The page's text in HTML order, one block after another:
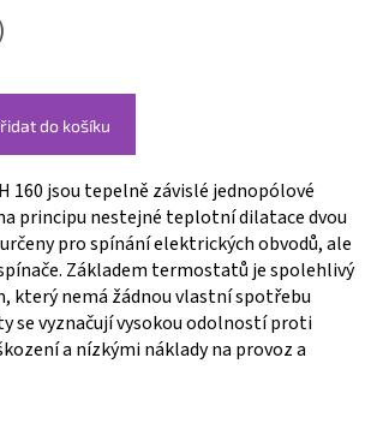
do košíku
160 jsou tepelně závislé jednopólové
principu nestejné teplotní dila­tace dvou
pro spínání elektrických obvodů, ale
Základem termostatů je spolehlivý
který nemá žádnou vlastní spotřebu
se vyzna­čují vysokou odolností proti
a nízkými náklady na provoz a